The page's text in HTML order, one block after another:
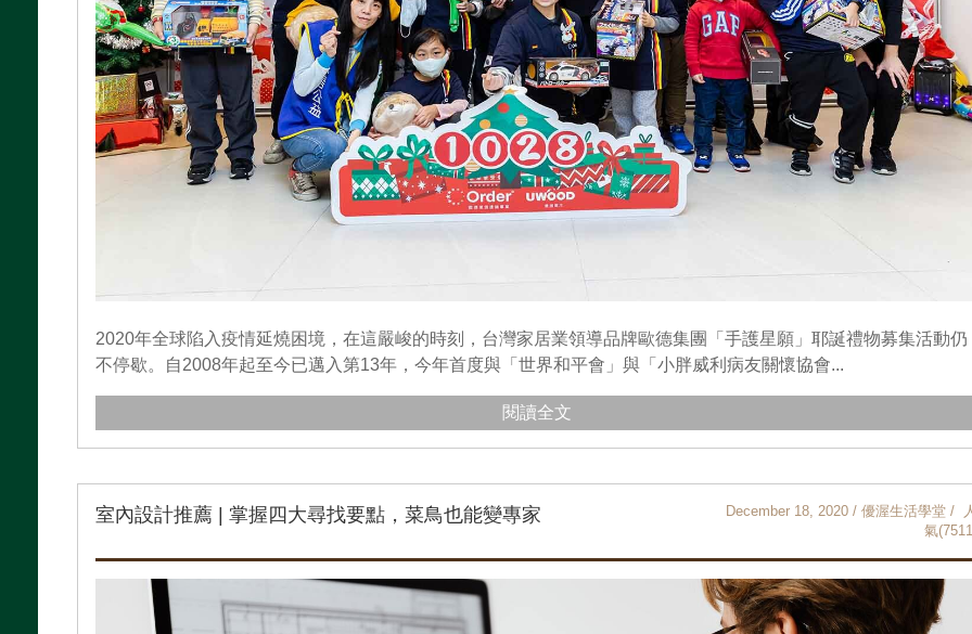
2020年全球陷入疫情延燒困境，在這嚴峻的時刻，台灣家居業領導品牌歐德集團「手護星願」耶誕禮物募集活動仍
不停歇。自2008年起至今已邁入第13年，今年首度與「世界和平會」與「小胖威利病友關懷協會...
閱讀全文
室內設計推薦 | 掌握四大尋找要點，菜鳥也能變專家
December 18, 2020 / 優渥生活學堂 /
氣